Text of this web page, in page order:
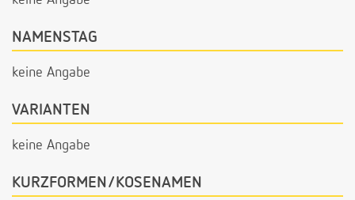
NAMENSTAG
keine Angabe
VARIANTEN
keine Angabe
KURZFORMEN/KOSENAMEN